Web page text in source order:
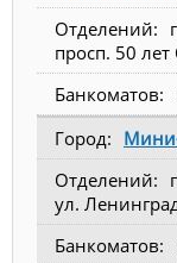
просп. 50
ул.